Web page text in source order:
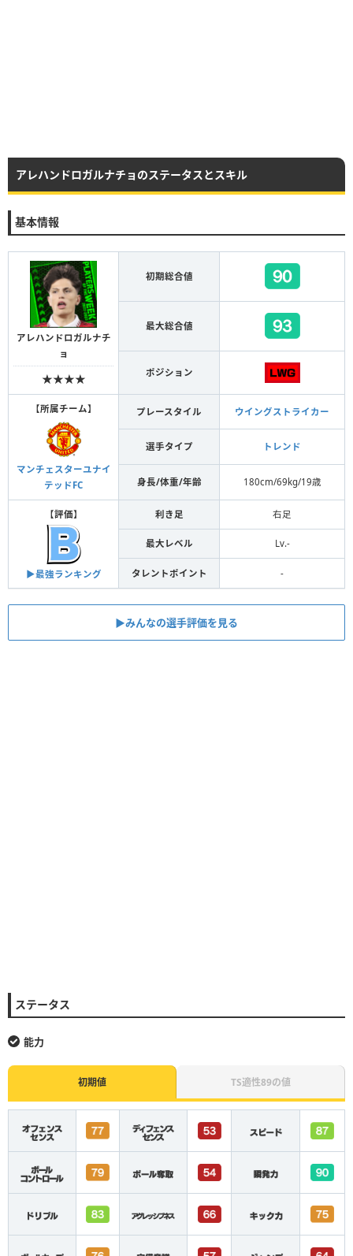
アレハンドロガルナチョのステータスとスキル
基本情報
アレハンドロガルナチ
ョ
★★★★
初期総合値
最大総合値
ポジション
【所属チーム】
マンチェスターユナイ
テッドFC
プレースタイル ウイングストライカー
選手タイプ トレンド
身長/体重/年齢 180cm/69kg/19歳
【評価】
▶︎最強ランキング
利き足 右足
最大レベル Lv.-
タレントポイント -
▶︎みんなの選手評価を見る
ステータス
能力
初期値 TS適性89の値